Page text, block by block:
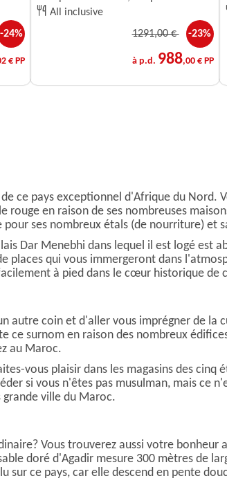
-24%
€ PP
All inclusive
1291,00 € -23%
à p.d. 988,00 € PP
ce pays exceptionnel d'Afrique du Nord.
rouge en raison de ses nombreuses
ses nombreux étals (de nourriture) et
Dar Menebhi dans lequel il est logé est
places qui vous immergeront dans
à pied dans le cœur historique de
autre coin et d'aller vous imprégner de la
ce surnom en raison des nombreux
au Maroc.
vous plaisir dans les magasins des
si vous n'êtes pas musulman, mais ce
ville du Maroc.
Vous trouverez aussi votre
doré d'Agadir mesure 300 mètres de
ce pays, car elle descend en pente